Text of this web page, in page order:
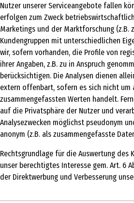
Nutzer unserer Serviceangebote fallen
erfolgen zum Zweck
Marketings und der Marktforschung (z.B.
Kundengruppen mit unterschiedlichen
wir, sofern vorhanden, die Profile von
ihrer Angaben, z.B. zu in Anspruch
berücksichtigen. Die Analysen dienen
extern offenbart, sofern es sich nicht um
zusammengefassten Werten handelt.
auf die Privatsphäre der Nutzer und
Analysezwecken möglichst pseudonym
anonym (z.B. als zusammengefasste
Rechtsgrundlage für die Auswertung des
unser berechtigtes Interesse gem. Art. 6
der Direktwerbung und Verbesserung